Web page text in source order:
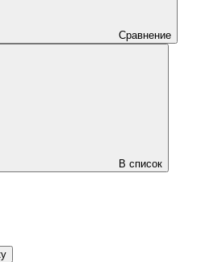
Сравнение
В список